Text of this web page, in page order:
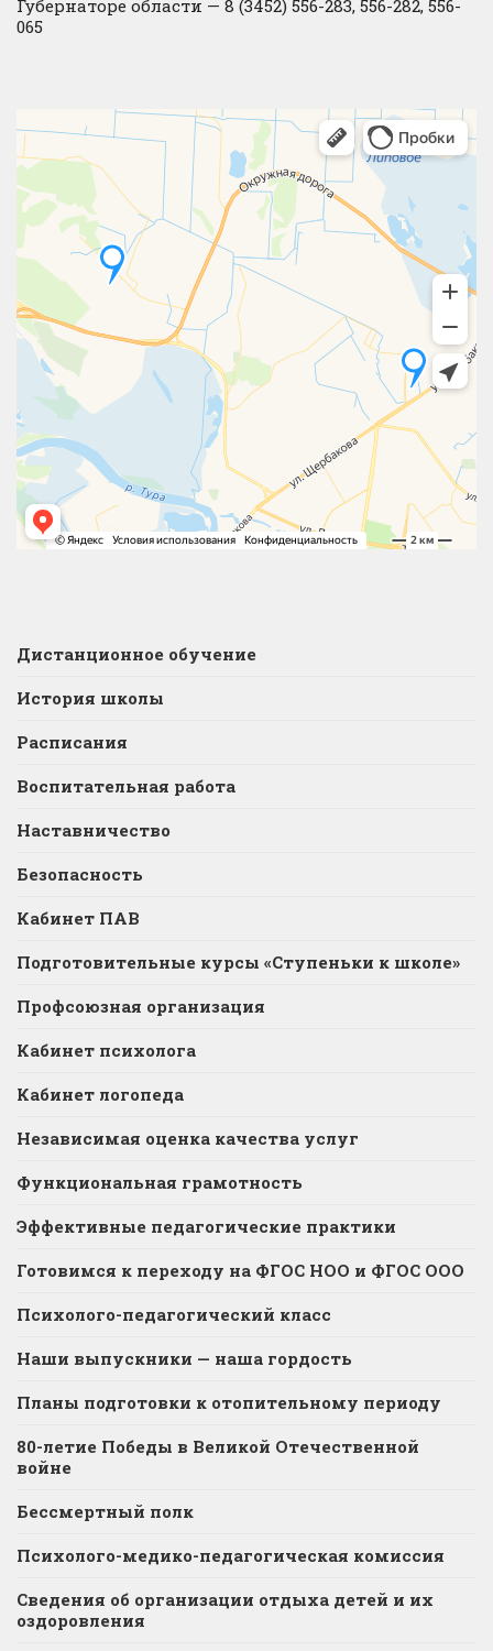
Губернаторе области — 8 (3452) 556-283, 556-282, 556-
065
Дистанционное обучение
История школы
Расписания
Воспитательная работа
Наставничество
Безопасность
Кабинет ПАВ
Подготовительные курсы «Ступеньки к школе»
Профсоюзная организация
Кабинет психолога
Кабинет логопеда
Независимая оценка качества услуг
Функциональная грамотность
Эффективные педагогические практики
Готовимся к переходу на ФГОС НОО и ФГОС ООО
Психолого-педагогический класс
Наши выпускники — наша гордость
Планы подготовки к отопительному периоду
80-летие Победы в Великой Отечественной
войне
Бессмертный полк
Психолого-медико-педагогическая комиссия
Сведения об организации отдыха детей и их
оздоровления